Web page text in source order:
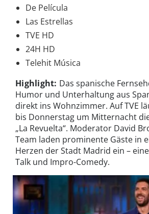
De Película
Las Estrellas
TVE HD
24H HD
Telehit Música
Highlight: Das spanische
Humor und Unterhaltung aus
direkt ins Wohnzimmer. Auf TVE
bis Donnerstag um Mitternacht
„La Revuelta“. Moderator David
Team laden prominente Gäste in
Herzen der Stadt Madrid ein –
Talk und Impro-Comedy.